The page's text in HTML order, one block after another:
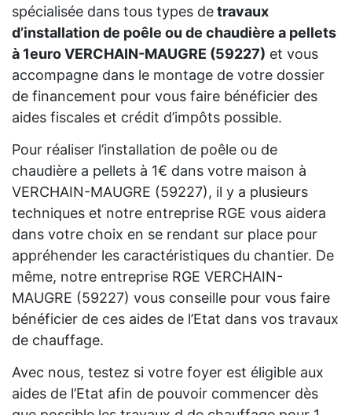
spécialisée dans tous types detravaux
d’installation de poêle ou de chaudière a pellets
à 1euro VERCHAIN-MAUGRE (59227) et vous
accompagne dans le montage de votre dossier
de financement pour vous faire bénéficier des
aides fiscales et crédit d’impôts possible.
Pour réaliser l’installation de poêle ou de
chaudière a pellets à 1€ dans votre maison à
VERCHAIN-MAUGRE (59227), il y a plusieurs
techniques et notre entreprise RGE vous aidera
dans votre choix en se rendant sur place pour
appréhender les caractéristiques du chantier. De
même, notre entreprise RGE VERCHAIN-
MAUGRE (59227) vous conseille pour vous faire
bénéficier de ces aides de l’Etat dans vos travaux
de chauffage.
Avec nous, testez si votre foyer est éligible aux
aides de l’Etat afin de pouvoir commencer dès